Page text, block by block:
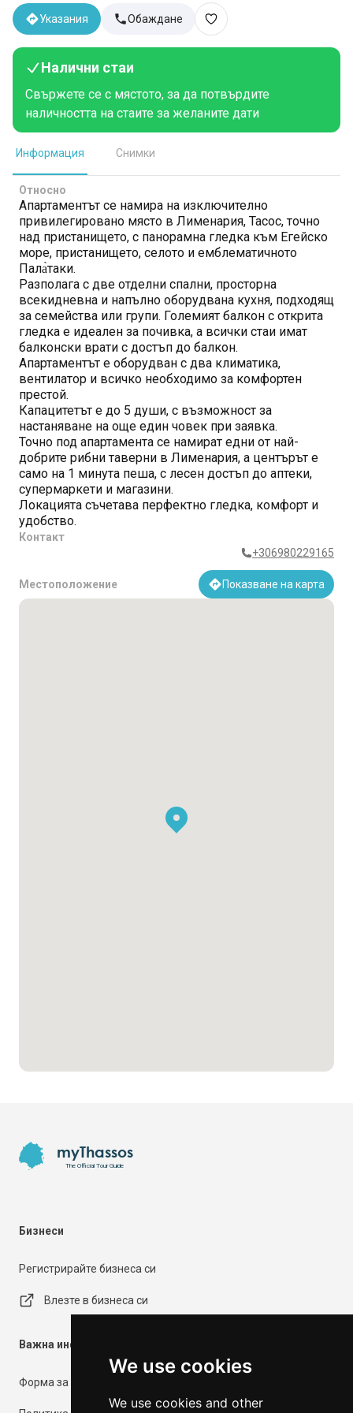
We use cookies
We use cookies and other
Указания Обаждане
Налични стаи
Свържете се с мястото, за да потвърдите
наличността на стаите за желаните дати
Информация Снимки
Относно
Апартаментът се намира на изключително
привилегировано място в Лименария, Тасос, точно
над пристанището, с панорамна гледка към Егейско
море, пристанището, селото и емблематичното
Пала̀таки.
Разполага с две отделни спални, просторна
всекидневна и напълно оборудвана кухня, подходящ
за семейства или групи. Големият балкон с открита
гледка е идеален за почивка, а всички стаи имат
балконски врати с достъп до балкон.
Апартаментът е оборудван с два климатика,
вентилатор и всичко необходимо за комфортен
престой.
Капацитетът е до 5 души, с възможност за
настаняване на още един човек при заявка.
Точно под апартамента се намират едни от най-
добрите рибни таверни в Лименария, а центърът е
само на 1 минута пеша, с лесен достъп до аптеки,
супермаркети и магазини.
Локацията съчетава перфектно гледка, комфорт и
удобство.
Контакт
+306980229165
Местоположение Показване на карта
myThassos
The Official Tour Guide
Бизнеси
Регистрирайте бизнеса си
Влезте в бизнеса си
Важна информация
Форма за контакт